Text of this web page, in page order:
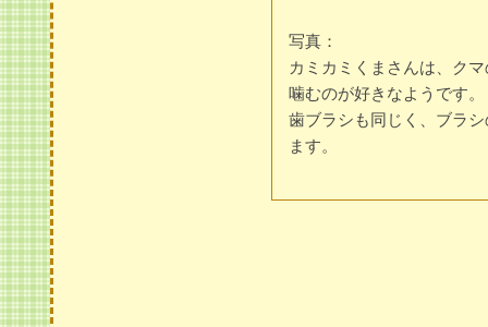
写真：
カミカミくまさんは、ク
噛むのが好きなようです。
歯ブラシも同じく、ブラ
ます。